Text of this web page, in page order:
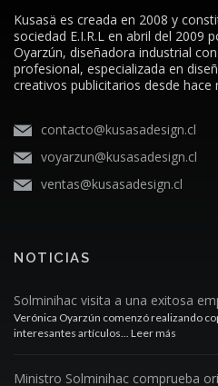
Kusasä es creada en 2008 y
sociedad E.I.R.L en abril del 2009
Oyarzún, diseñadora industrial
profesional, especializada en
creativos publicitarios desde hace
contacto@kusasadesign.cl
voyarzun@kusasadesign.cl
ventas@kusasadesign.cl
NOTICIAS
Solminihac visita a una exitosa
Verónica Oyarzún comenzó realizando
interesantes artículos... Leer más
Ministro Solminihac comprueba